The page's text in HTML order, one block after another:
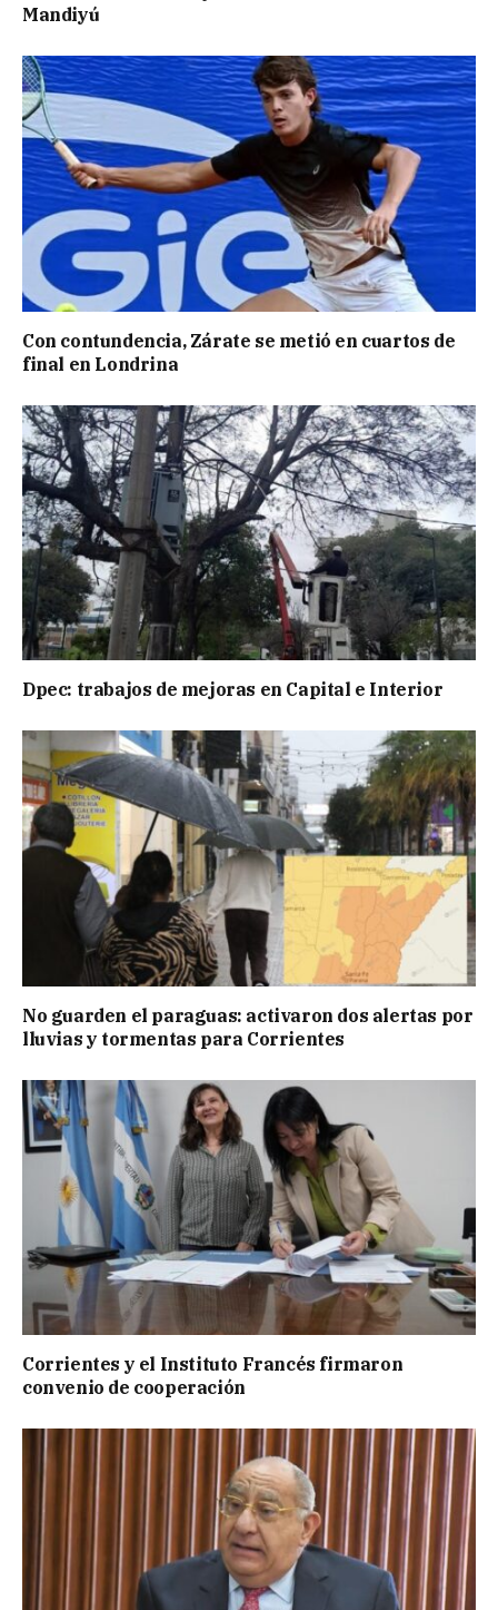
Mandiyú
Con contundencia, Zárate se metió en cuartos de
final en Londrina
Dpec: trabajos de mejoras en Capital e Interior
No guarden el paraguas: activaron dos alertas por
lluvias y tormentas para Corrientes
Corrientes y el Instituto Francés firmaron
convenio de cooperación